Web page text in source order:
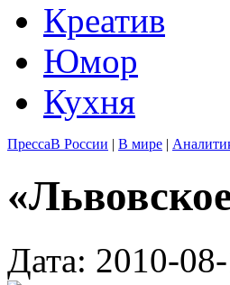
Креатив
Юмор
Кухня
ПрессаВ России | В мире |
Дата: 2010-